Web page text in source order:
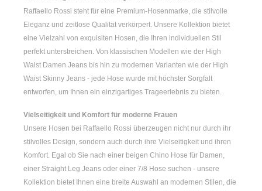
Raffaello Rossi steht für eine Premium-Hosenmarke, die stilvolle
Eleganz und zeitlose Qualität verkörpert. Unsere Kollektion bietet
eine Vielzahl von exquisiten Hosen, die Ihren individuellen Stil
perfekt unterstreichen. Von klassischen Modellen wie der High
Waist Damen Jeans bis hin zu modernen Varianten wie der High
Waist Skinny Jeans - jede Hose wurde mit höchster Sorgfalt
entworfen, um Ihnen ein einzigartiges Trageerlebnis zu bieten.
Vielseitigkeit und Komfort für moderne Frauen
Unsere Hosen bei Raffaello Rossi überzeugen nicht nur durch ihr
stilvolles Design, sondern auch durch ihre Vielseitigkeit und ihren
Komfort. Egal ob Sie nach einer beigen Chino Hose für Damen,
einer Straight Leg Jeans oder einer 7/8 Hose suchen - unsere
Kollektion bietet Ihnen eine breite Auswahl an modernen Stilen, die